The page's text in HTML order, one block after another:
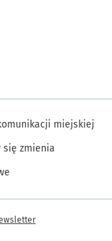
miejskiej
się zmienia